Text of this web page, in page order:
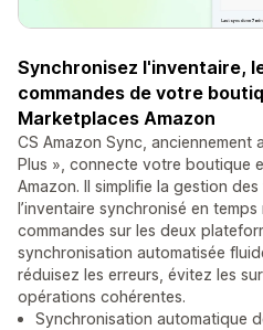
Synchronisez l'inventaire,
commandes de votre
Marketplaces Amazon
CS Amazon Sync, anciennement
Plus », connecte votre boutique
Amazon. Il simplifie la gestion
l’inventaire synchronisé en
commandes sur les deux
synchronisation automatisée
réduisez les erreurs, évitez les
opérations cohérentes.
Synchronisation automatique